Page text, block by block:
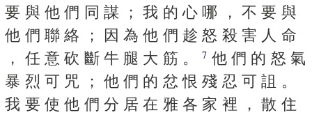
要 與 他 們 同 謀 ； 我 的 心 哪 ， 不 要 與
他 們 聯 絡 ； 因 為 他 們 趁 怒 殺 害 人 命
， 任 意 砍 斷 牛 腿 大 筋 。7 他 們 的 怒 氣
暴 烈 可 咒 ； 他 們 的 忿 恨 殘 忍 可 詛 。
我 要 使 他 們 分 居 在 雅 各 家 裡 ， 散 住